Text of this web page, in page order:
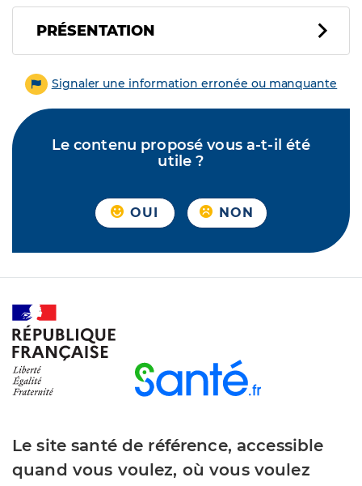
PRÉSENTATION
Signaler une information erronée ou manquante
Le contenu proposé vous a-t-il été
utile ?
OUI NON
Le site santé de référence, accessible
quand vous voulez, où vous voulez